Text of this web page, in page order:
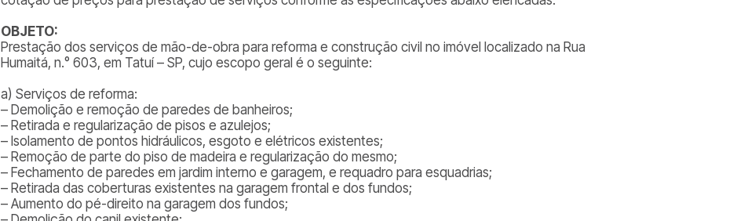
OBJETO:
Prestação dos serviços de mão-de-obra para reforma e construção civil no imóvel localizado na Rua
Humaitá, n.° 603, em Tatuí – SP, cujo escopo geral é o seguinte:
a) Serviços de reforma:
– Demolição e remoção de paredes de banheiros;
– Retirada e regularização de pisos e azulejos;
– Isolamento de pontos hidráulicos, esgoto e elétricos existentes;
– Remoção de parte do piso de madeira e regularização do mesmo;
– Fechamento de paredes em jardim interno e garagem, e requadro para esquadrias;
– Retirada das coberturas existentes na garagem frontal e dos fundos;
– Aumento do pé-direito na garagem dos fundos;